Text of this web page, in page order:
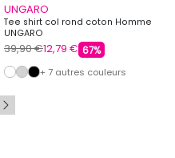
UNGARO
Tee shirt col rond coton Homme
UNGARO
39,90 €12,79 € 67%
+ 7 autres couleurs